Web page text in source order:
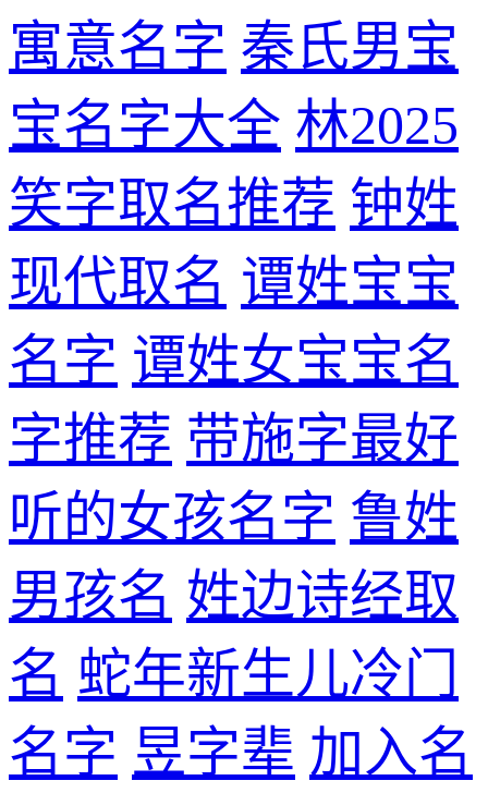
寓意名字 秦氏男宝
宝名字大全 林2025
笑字取名推荐 钟姓
现代取名 谭姓宝宝
名字 谭姓女宝宝名
字推荐 带施字最好
听的女孩名字 鲁姓
男孩名 姓边诗经取
名 蛇年新生儿冷门
名字 昱字辈 加入名